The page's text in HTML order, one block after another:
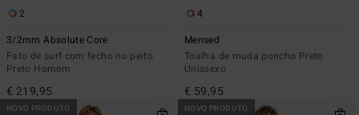
2
3/2mm Absolute Core
Fato de surf com fecho no peito
Preto Homem
€ 219,95
4
Mensed
Toalha de muda poncho Preto
Unissexo
€ 59,95
NOVO PRODUTO NOVO PRODUTO